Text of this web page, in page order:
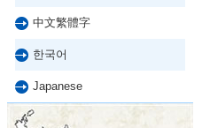
中文繁體字
한국어
Japanese